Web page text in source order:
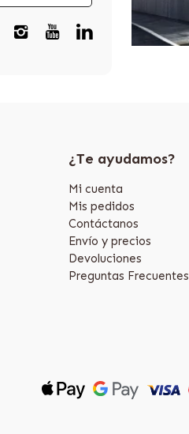
¿Te ayudamos?
Mi cuenta
Mis pedidos
Contáctanos
Envío y precios
Devoluciones
Preguntas Frecuentes